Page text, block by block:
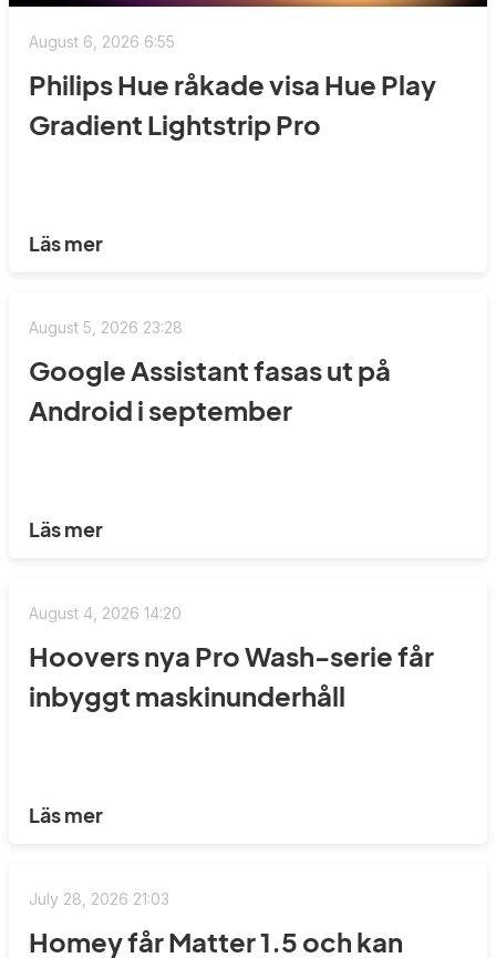
August 6, 2026 6:55
Philips Hue råkade visa Hue Play
Gradient Lightstrip Pro
Läs mer
August 5, 2026 23:28
Google Assistant fasas ut på
Android i september
Läs mer
August 4, 2026 14:20
Hoovers nya Pro Wash-serie får
inbyggt maskinunderhåll
Läs mer
July 28, 2026 21:03
Homey får Matter 1.5 och kan